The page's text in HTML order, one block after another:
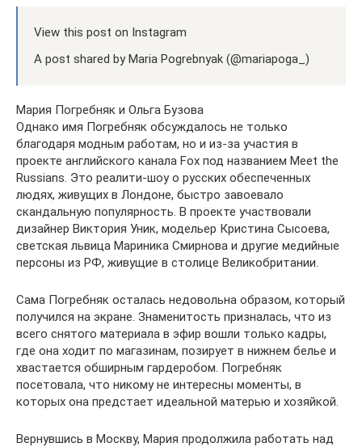
View this post on Instagram
A post shared by Maria Pogrebnyak (@mariapoga_)
Мария Погребняк и Ольга Бузова
Однако имя Погребняк обсуждалось не только
благодаря модным работам, но и из-за участия в
проекте английского канала Fox под названием Meet the
Russians. Это реалити-шоу о русских обеспеченных
людях, живущих в Лондоне, быстро завоевало
скандальную популярность. В проекте участвовали
дизайнер Виктория Уник, модельер Кристина Сысоева,
светская львица Мариника Смирнова и другие медийные
персоны из РФ, живущие в столице Великобритании.
Сама Погребняк осталась недовольна образом, который
получился на экране. Знаменитость призналась, что из
всего снятого материала в эфир вошли только кадры,
где она ходит по магазинам, позирует в нижнем белье и
хвастается обширным гардеробом. Погребняк
посетовала, что никому не интересны моменты, в
которых она предстает идеальной матерью и хозяйкой.
Вернувшись в Москву, Мария продолжила работать над